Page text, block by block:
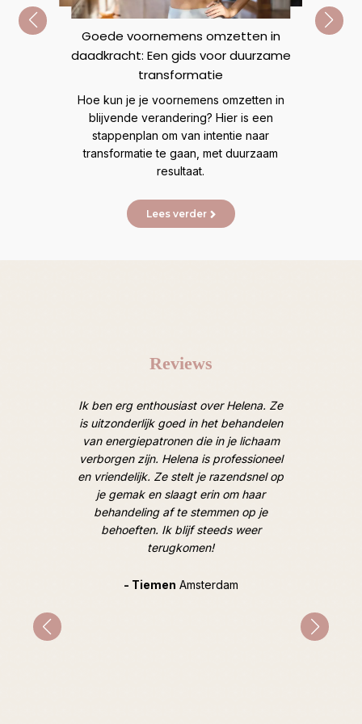
Goede voornemens omzetten in
daadkracht: Een gids voor duurzame
transformatie
Hoe kun je je voornemens omzetten in
blijvende verandering? Hier is een
stappenplan om van intentie naar
transformatie te gaan, met duurzaam
resultaat.
Lees verder
Reviews
Ik ben erg enthousiast over Helena. Ze
is uitzonderlijk goed in het behandelen
van energiepatronen die in je lichaam
verborgen zijn. Helena is professioneel
en vriendelijk. Ze stelt je razendsnel op
je gemak en slaagt erin om haar
behandeling af te stemmen op je
behoeften. Ik blijf steeds weer
terugkomen!
- Tiemen Amsterdam